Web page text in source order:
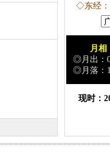
◇东经：
月相
◎月出：
◎月落：
现时：